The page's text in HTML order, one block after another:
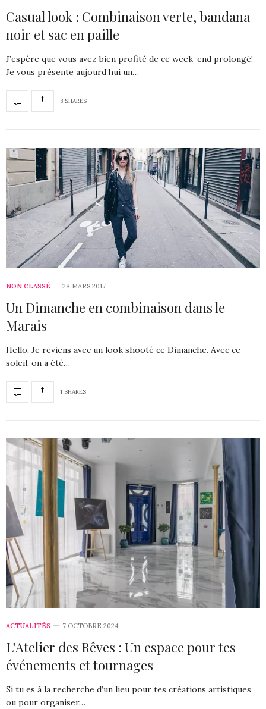
Casual look : Combinaison verte, bandana
noir et sac en paille
J’espère que vous avez bien profité de ce week-end prolongé!
Je vous présente aujourd’hui un…
8 SHARES
NON CLASSÉ 28 MARS 2017
Un Dimanche en combinaison dans le
Marais
Hello, Je reviens avec un look shooté ce Dimanche. Avec ce
soleil, on a été…
1 SHARES
ACTUALITÉS 7 OCTOBRE 2024
L’Atelier des Rêves : Un espace pour tes
événements et tournages
Si tu es à la recherche d’un lieu pour tes créations artistiques
ou pour organiser…